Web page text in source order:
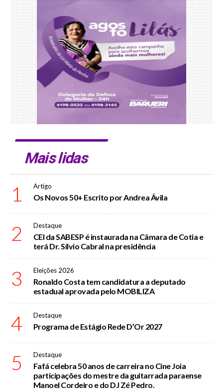
Mais lidas
1 Artigo
Os Novos 50+ Escrito por Andrea Ávila
2 Destaque
CEI da SABESP é instaurada na Câmara de Cotia e
terá Dr. Silvio Cabral na presidência
3 Eleições 2026
Ronaldo Costa tem candidatura a deputado
estadual aprovada pelo MOBILIZA
4 Destaque
Programa de Estágio Rede D’Or 2027
5 Destaque
Fafá celebra 50 anos de carreira no Cine Joia
participações do mestre da guitarrada paraense
Manoel Cordeiro e do DJ Zé Pedro.